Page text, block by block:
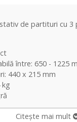
stativ de partituri cu 3
între: 650 - 1225
440 x 215 mm
kg
Citește mai mult